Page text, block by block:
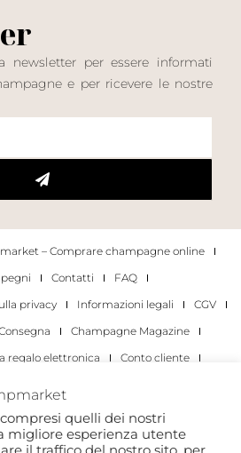
newsletter per essere informati
e per ricevere le nostre
– Comprare champagne online
Contatti
FAQ
privacy
Informazioni legali
CGV
Champagne Magazine
regalo elettronica
Conto cliente
Per le aziende
i diritti riservati. Champmarket.
quelli dei nostri
migliore esperienza utente